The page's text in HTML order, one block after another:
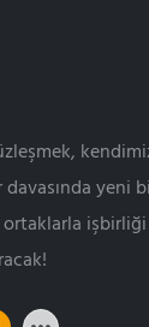
yeni